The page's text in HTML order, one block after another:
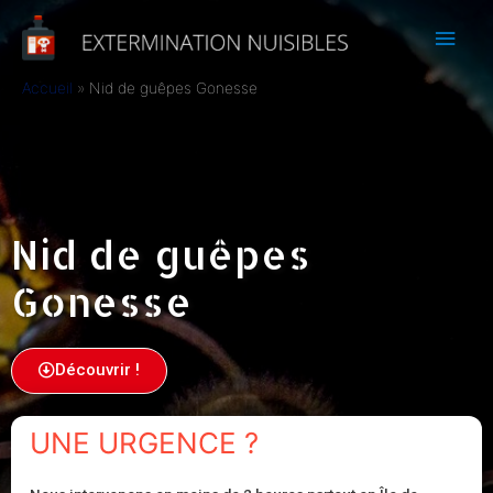
Accueil Nid de guêpes Gonesse
Nid de guêpes
Gonesse
Découvrir !
UNE URGENCE ?